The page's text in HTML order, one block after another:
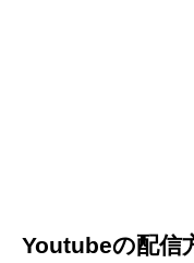
Youtubeの配信